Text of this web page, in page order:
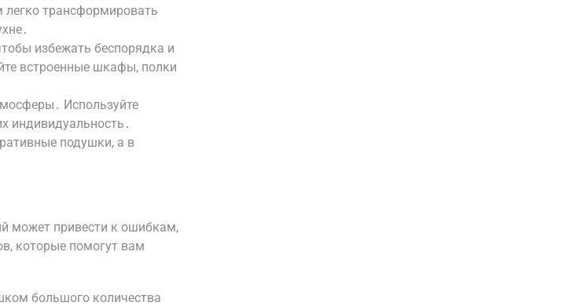
трансформировать
избежать беспорядка и
встроенные шкафы, полки
Используйте
индивидуальность․
подушки, а в
может привести к ошибкам,
которые помогут вам
большого количества